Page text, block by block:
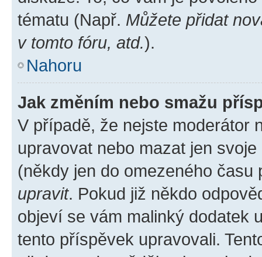
tématu (Např. Můžete přidat
v tomto fóru, atd.).
Nahoru
Jak změním nebo smažu
V případě, že nejste moderátor
upravovat nebo mazat jen
(někdy jen do omezeného
upravit. Pokud již někdo
objeví se vám malinký dodatek
tento příspěvek upravovali.